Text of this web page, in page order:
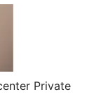
Private